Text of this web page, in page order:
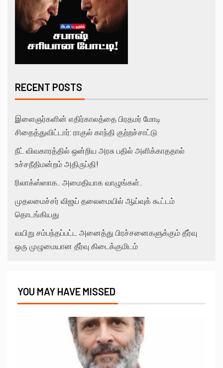
RECENT POSTS
இளைஞர்களின் எதிர்காலத்தை பிரதமர் மோடி
சிதைத்துவிட்டார்: ராகுல் காந்தி குற்றச்சாட்டு
நீட் விவகாரத்தில் ஒன்றிய அரசு பதில் அளிக்காததால்
உச்சநீதிமன்றம் அதிருப்தி!
ரிலாக்ஸ்ஸாக.. அமைதியாக வாழுங்கள்..
முதலமைச்சர் விஜய் தலைமையில் ஆய்வுக் கூட்டம்
தொடங்கியது
வயிறு சம்பந்தப்பட்ட அனைத்து பிரச்சனைகளுக்கும் தீர்வு
ஒரு முழுமையான தீர்வு கிடைக்குமிடம்
YOU MAY HAVE MISSED